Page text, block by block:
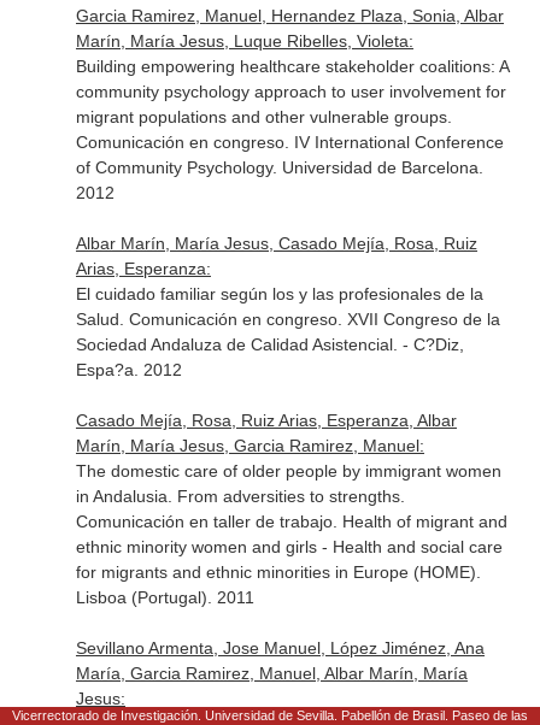
Garcia Ramirez, Manuel, Hernandez Plaza, Sonia, Albar
Marín, María Jesus, Luque Ribelles, Violeta:
Building empowering healthcare stakeholder coalitions: A
community psychology approach to user involvement for
migrant populations and other vulnerable groups.
Comunicación en congreso. IV International Conference
of Community Psychology. Universidad de Barcelona.
2012
Albar Marín, María Jesus, Casado Mejía, Rosa, Ruiz
Arias, Esperanza:
El cuidado familiar según los y las profesionales de la
Salud. Comunicación en congreso. XVII Congreso de la
Sociedad Andaluza de Calidad Asistencial. - C?Diz,
Espa?a. 2012
Casado Mejía, Rosa, Ruiz Arias, Esperanza, Albar
Marín, María Jesus, Garcia Ramirez, Manuel:
The domestic care of older people by immigrant women
in Andalusia. From adversities to strengths.
Comunicación en taller de trabajo. Health of migrant and
ethnic minority women and girls - Health and social care
for migrants and ethnic minorities in Europe (HOME).
Lisboa (Portugal). 2011
Sevillano Armenta, Jose Manuel, López Jiménez, Ana
María, Garcia Ramirez, Manuel, Albar Marín, María
Jesus:
Vicerrectorado de Investigación. Universidad de Sevilla. Pabellón de Brasil. Paseo de las